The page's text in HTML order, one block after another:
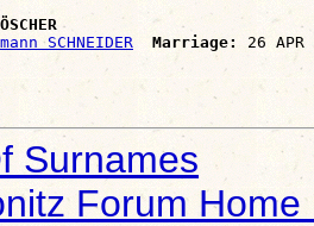
SCHNEIDER Marriage:
Surnames
Forum Home